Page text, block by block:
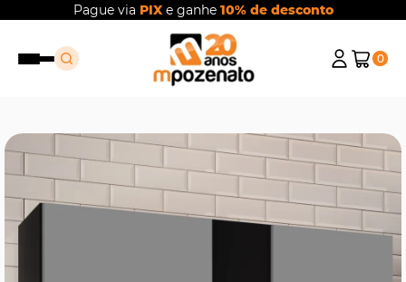
Pague via PIXe ganhe 10% de desconto
0